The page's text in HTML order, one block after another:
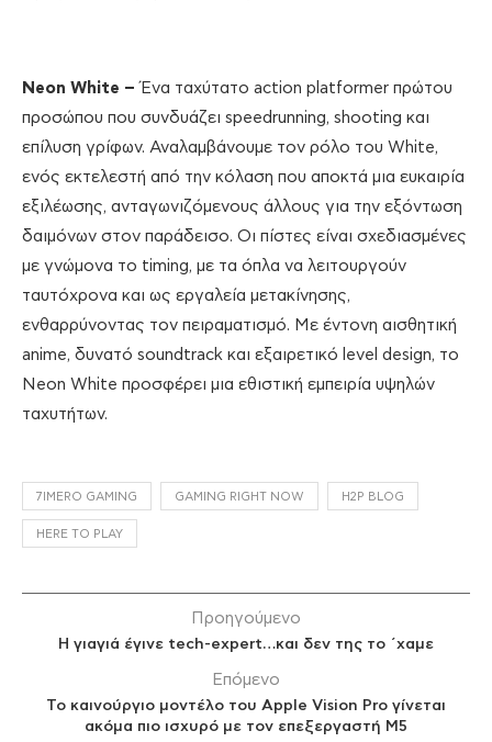
Neon White – Ένα ταχύτατο action platformer πρώτου
προσώπου που συνδυάζει speedrunning, shooting και
επίλυση γρίφων. Αναλαμβάνουμε τον ρόλο του White,
ενός εκτελεστή από την κόλαση που αποκτά μια ευκαιρία
εξιλέωσης, ανταγωνιζόμενους άλλους για την εξόντωση
δαιμόνων στον παράδεισο. Οι πίστες είναι σχεδιασμένες
με γνώμονα το timing, με τα όπλα να λειτουργούν
ταυτόχρονα και ως εργαλεία μετακίνησης,
ενθαρρύνοντας τον πειραματισμό. Με έντονη αισθητική
anime, δυνατό soundtrack και εξαιρετικό level design, το
Neon White προσφέρει μια εθιστική εμπειρία υψηλών
ταχυτήτων.
7IMERO GAMING GAMING RIGHT NOW H2P BLOG
HERE TO PLAY
Προηγούμενο
Η γιαγιά έγινε tech-expert…και δεν της το ΄χαμε
Επόμενο
Το καινούργιο μοντέλο του Apple Vision Pro γίνεται
ακόμα πιο ισχυρό με τον επεξεργαστή M5